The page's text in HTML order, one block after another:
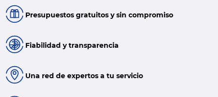
Presupuestos gratuitos y sin compromiso
Fiabilidad y transparencia
Una red de expertos a tu servicio